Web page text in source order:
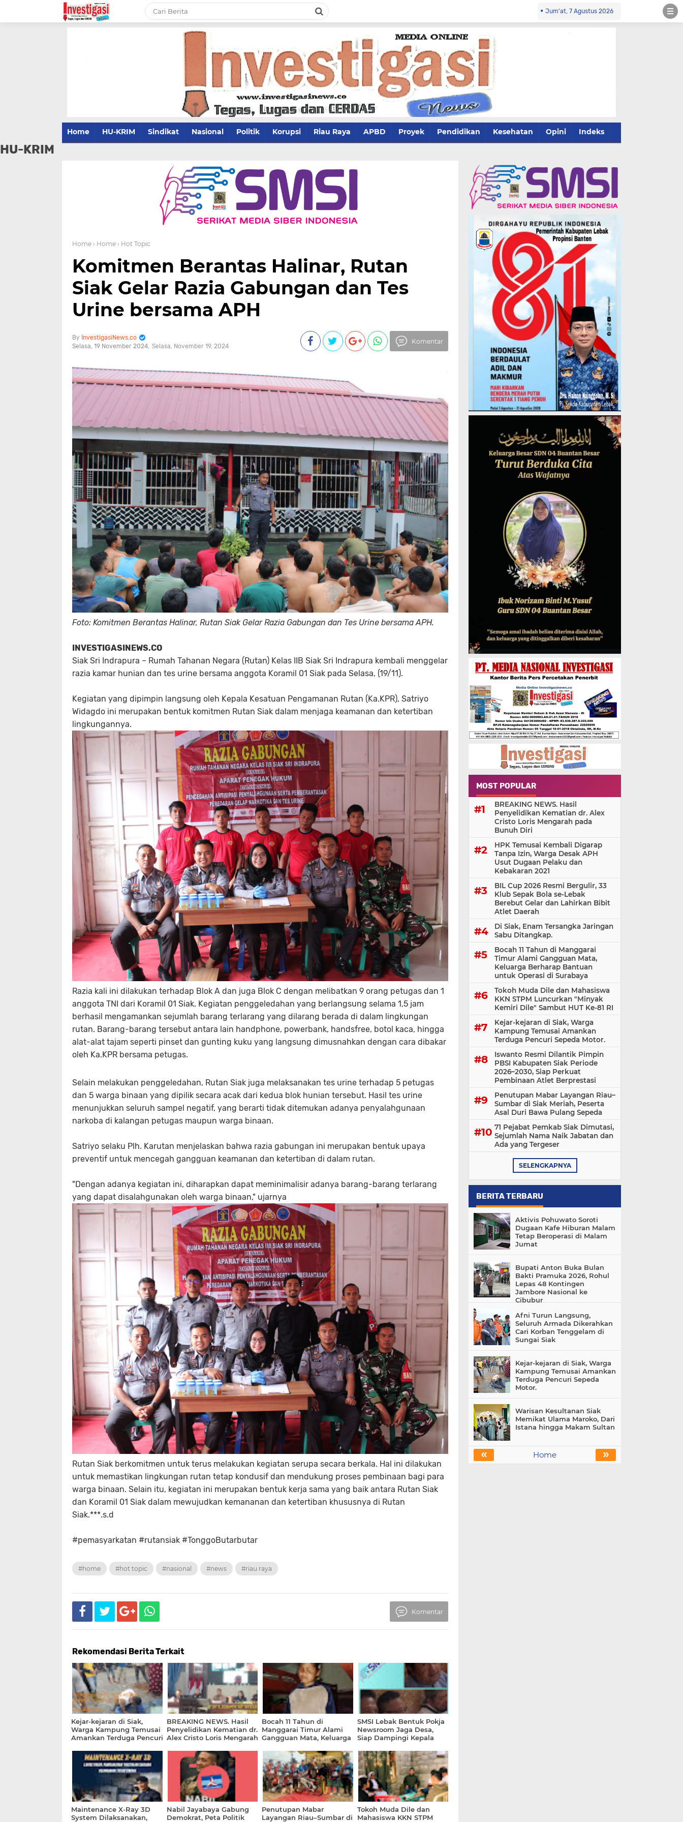
Jum'at, 7 Agustus 2026
Home HU-KRIM Sindikat Nasional Politik Korupsi Riau Raya APBD Proyek Pendidikan Kesehatan Opini Indeks
HU-KRIM
Home › Home › Hot Topic
Komitmen Berantas Halinar, Rutan
Siak Gelar Razia Gabungan dan Tes
Urine bersama APH
InvestigasiNews.co
Selasa, 19 November 2024 Selasa, November 19, 2024
Komentar
Foto: Komitmen Berantas Halinar, Rutan Siak Gelar Razia Gabungan dan Tes Urine bersama APH.
INVESTIGASINEWS.CO
Siak Sri Indrapura – Rumah Tahanan Negara (Rutan) Kelas IIB Siak Sri Indrapura kembali menggelar
razia kamar hunian dan tes urine bersama anggota Koramil 01 Siak pada Selasa, (19/11).
Kegiatan yang dipimpin langsung oleh Kepala Kesatuan Pengamanan Rutan (Ka.KPR), Satriyo
Widagdo ini merupakan bentuk komitmen Rutan Siak dalam menjaga keamanan dan ketertiban
lingkungannya.
Razia kali ini dilakukan terhadap Blok A dan juga Blok C dengan melibatkan 9 orang petugas dan 1
anggota TNI dari Koramil 01 Siak. Kegiatan penggeledahan yang berlangsung selama 1,5 jam
berhasil mengamankan sejumlah barang terlarang yang dilarang berada di dalam lingkungan
rutan. Barang-barang tersebut antara lain handphone, powerbank, handsfree, botol kaca, hingga
alat-alat tajam seperti pinset dan gunting kuku yang langsung dimusnahkan dengan cara dibakar
oleh Ka.KPR bersama petugas.
Selain melakukan penggeledahan, Rutan Siak juga melaksanakan tes urine terhadap 5 petugas
dan 5 warga binaan yang dipilik secara acak dari kedua blok hunian tersebut. Hasil tes urine
menunjukkan seluruh sampel negatif, yang berarti tidak ditemukan adanya penyalahgunaan
narkoba di kalangan petugas maupun warga binaan.
Satriyo selaku Plh. Karutan menjelaskan bahwa razia gabungan ini merupakan bentuk upaya
preventif untuk mencegah gangguan keamanan dan ketertiban di dalam rutan.
"Dengan adanya kegiatan ini, diharapkan dapat meminimalisir adanya barang-barang terlarang
yang dapat disalahgunakan oleh warga binaan," ujarnya
Rutan Siak berkomitmen untuk terus melakukan kegiatan serupa secara berkala. Hal ini dilakukan
untuk memastikan lingkungan rutan tetap kondusif dan mendukung proses pembinaan bagi para
warga binaan. Selain itu, kegiatan ini merupakan bentuk kerja sama yang baik antara Rutan Siak
dan Koramil 01 Siak dalam mewujudkan kemananan dan ketertiban khususnya di Rutan
Siak.***.s.d
#pemasyarkatan #rutansiak #TonggoButarbutar
#home #hot topic #nasional #news #riau raya
Komentar
Rekomendasi Berita Terkait
Kejar-kejaran di Siak,
Warga Kampung Temusai
Amankan Terduga Pencuri
BREAKING NEWS. Hasil
Penyelidikan Kematian dr.
Alex Cristo Loris Mengarah
Bocah 11 Tahun di
Manggarai Timur Alami
Gangguan Mata, Keluarga
Operasi di Surabaya
SMSI Lebak Bentuk Pokja
Newsroom Jaga Desa,
Siap Dampingi Kepala
Sesuai Aturan
Maintenance X-Ray 3D
System Dilaksanakan,
Nabil Jayabaya Gabung
Demokrat, Peta Politik
Penutupan Mabar
Layangan Riau–Sumbar di
Tokoh Muda Dile dan
Mahasiswa KKN STPM
MOST POPULAR
BREAKING NEWS. Hasil
Penyelidikan Kematian dr. Alex
Cristo Loris Mengarah pada
Bunuh Diri
HPK Temusai Kembali Digarap
Tanpa Izin, Warga Desak APH
Usut Dugaan Pelaku dan
Kebakaran 2021
BIL Cup 2026 Resmi Bergulir, 33
Klub Sepak Bola se-Lebak
Berebut Gelar dan Lahirkan Bibit
Atlet Daerah
Di Siak, Enam Tersangka Jaringan
Sabu Ditangkap.
Bocah 11 Tahun di Manggarai
Timur Alami Gangguan Mata,
Keluarga Berharap Bantuan
untuk Operasi di Surabaya
Tokoh Muda Dile dan Mahasiswa
KKN STPM Luncurkan "Minyak
Kemiri Dile" Sambut HUT Ke-81 RI
Kejar-kejaran di Siak, Warga
Kampung Temusai Amankan
Terduga Pencuri Sepeda Motor.
Iswanto Resmi Dilantik Pimpin
PBSI Kabupaten Siak Periode
2026–2030, Siap Perkuat
Pembinaan Atlet Berprestasi
Penutupan Mabar Layangan Riau–
Sumbar di Siak Meriah, Peserta
Asal Duri Bawa Pulang Sepeda
71 Pejabat Pemkab Siak Dimutasi,
Sejumlah Nama Naik Jabatan dan
Ada yang Tergeser
SELENGKAPNYA
BERITA TERBARU
Aktivis Pohuwato Soroti
Dugaan Kafe Hiburan Malam
Tetap Beroperasi di Malam
Jumat
Bupati Anton Buka Bulan
Bakti Pramuka 2026, Rohul
Lepas 48 Kontingen
Jambore Nasional ke
Cibubur
Afni Turun Langsung,
Seluruh Armada Dikerahkan
Cari Korban Tenggelam di
Sungai Siak
Kejar-kejaran di Siak, Warga
Kampung Temusai Amankan
Terduga Pencuri Sepeda
Motor.
Warisan Kesultanan Siak
Memikat Ulama Maroko, Dari
Istana hingga Makam Sultan
« »
Home